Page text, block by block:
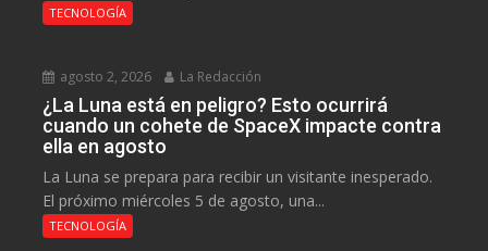
TECNOLOGÍA
agosto 2, 2026 La Redacción
¿La Luna está en peligro? Esto ocurrirá
cuando un cohete de SpaceX impacte contra
ella en agosto
La Luna se prepara para recibir un visitante inesperado.
El próximo miércoles 5 de agosto, una...
TECNOLOGÍA